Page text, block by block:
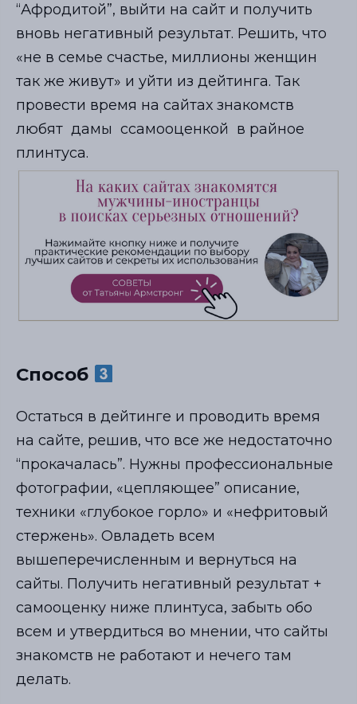
“Афродитой”, выйти на сайт и получить
вновь негативный результат. Решить, что
«не в семье счастье, миллионы женщин
так же живут» и уйти из дейтинга. Так
провести время на сайтах знакомств
любят дамы ссамооценкой в райное
плинтуса.
Способ
Остаться в дейтинге и проводить время
на сайте, решив, что все же недостаточно
“прокачалась”. Нужны профессиональные
фотографии, «цепляющее” описание,
техники «глубокое горло» и «нефритовый
стержень». Овладеть всем
вышеперечисленным и вернуться на
сайты. Получить негативный результат +
самооценку ниже плинтуса, забыть обо
всем и утвердиться во мнении, что сайты
знaкомств не работают и нечего там
делать.